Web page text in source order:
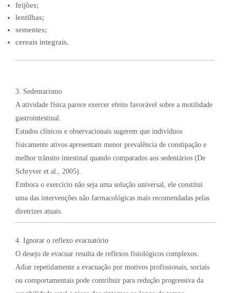
feijões;
lentilhas;
sementes;
cereais integrais.
3. Sedentarismo
A atividade física parece exercer efeito favorável sobre a motilidade
gastrointestinal.
Estudos clínicos e observacionais sugerem que indivíduos
fisicamente ativos apresentam menor prevalência de constipação e
melhor trânsito intestinal quando comparados aos sedentários (De
Schryver et al., 2005).
Embora o exercício não seja uma solução universal, ele constitui
uma das intervenções não farmacológicas mais recomendadas pelas
diretrizes atuais.
4. Ignorar o reflexo evacuatório
O desejo de evacuar resulta de reflexos fisiológicos complexos.
Adiar repetidamente a evacuação por motivos profissionais, sociais
ou comportamentais pode contribuir para redução progressiva da